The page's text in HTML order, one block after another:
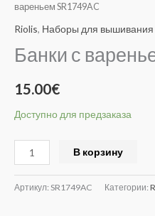
вареньем SR1749AC
Riolis, Наборы для вышивания
Банки с
15.00€
Доступно для предзаказа
В корзину
Артикул: SR1749AC Категории: